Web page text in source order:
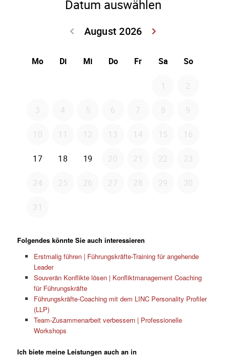
Folgendes könnte Sie auch interessieren
Erstmalig führen | Führungskräfte-Training für angehende
Leader
Souverän Konflikte lösen | Konfliktmanagement Coaching
für Führungskräfte
Führungskräfte-Coaching mit dem LINC Personality Profiler
(LLP)
Team-Zusammenarbeit verbessern | Professionelle
Workshops
Ich biete meine Leistungen auch an in